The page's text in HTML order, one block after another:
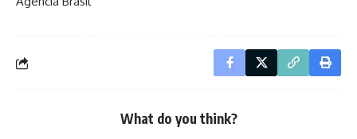
What do you think?